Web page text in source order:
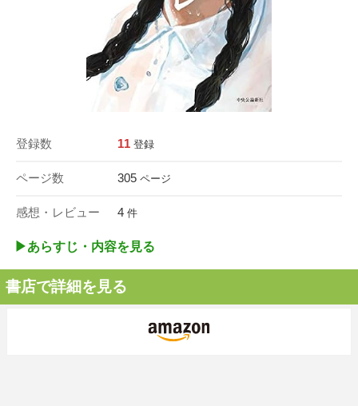
登録数 11 登録
ページ数 305 ページ
感想・レビュー 4 件
▶︎あらすじ・内容を見る
書店で詳細を見る